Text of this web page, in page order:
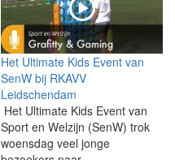
Het Ultimate Kids Event van
SenW bij RKAVV
Leidschendam
Het Ultimate Kids Event van
Sport en Welzijn (SenW) trok
woensdag veel jonge